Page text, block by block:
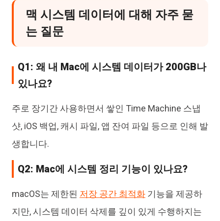
맥 시스템 데이터에 대해 자주 묻
는 질문
Q1: 왜 내 Mac에 시스템 데이터가 200GB나
있나요?
주로 장기간 사용하면서 쌓인 Time Machine 스냅
샷, iOS 백업, 캐시 파일, 앱 잔여 파일 등으로 인해 발
생합니다.
Q2: Mac에 시스템 정리 기능이 있나요?
macOS는 제한된 저장 공간 최적화 기능을 제공하
지만, 시스템 데이터 삭제를 깊이 있게 수행하지는